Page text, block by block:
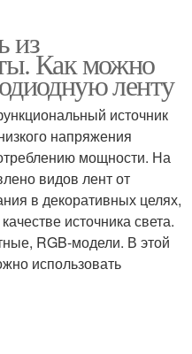
из
Как можно
ленту
источник
напряжения
мощности. На
видов лент от
в декоративных целях,
источника света.
RGB-модели. В этой
использовать